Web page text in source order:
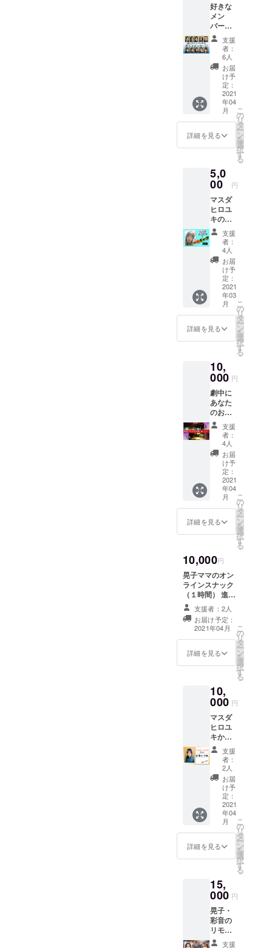
好きな
メン
バーか
らのボ
イス
メッ
セージ
※支援時
にプル
ダウン
ニュー
よりご
希望の
メン
バーを
て下さ
い。 ※
お名前
も入れ
させて
頂きま
すの
で、ご
希望の
呼び名
を備考
欄にご
記入し
て下さ
い。 ※
メール
にて
ます。
支援
者：
6人
お届
け予
定：
2021
年04
月
詳細を見る
こ
の
リ
タ
ー
ン
を
選
択
す
る
5,0
00 円
マスダ
ヒロユ
キの一
発ギャ
グ動画
※メール
にて
データ
をお送
り致し
ます。
支援
者：
4人
お届
け予
定：
2021
年03
月
詳細を見る
こ
の
リ
タ
ー
ン
を
選
択
す
る
10,
000 円
劇中に
あなた
のお名
前をお
出しし
ます。
4月7日
(水)～
11日
(日)に下
北沢小
劇場楽
園にて
上演さ
れる、
CCB第
演「三
面楚歌-
Reveng
e-」の
劇中内
にあな
たのお
名前を
お出し
す！ ※
公演日
次の中
からお
選び下
さい。
※支援時
にプル
ダウン
ニュー
よりご
希望の
公演日
時を選
択して
下さ
日
(水)19:0
日
(木)19:0
0(B) 09
日
(金)14:0
0(A)/19:
00(B)
支援
者：
4人
お届
け予
定：
2021
年04
月
詳細を見る
こ
の
リ
タ
ー
ン
を
選
択
す
る
10,000円
晃子ママのオン
ラインスナック
（１時間） 進士
晃子がママとな
り、オンライン
でもてなす１時
間。 ※オンライ
ンでのリターン
となります。日
支援者：2人
お届け予定：
2021年04月
詳細を見る
こ
の
リ
タ
ー
ン
を
選
択
す
る
10,
000 円
マスダ
ヒロユ
キから
の御礼
の手紙
（直
筆） ※
郵送で
のお届
けにな
りま
す。
支援
者：
2人
お届
け予
定：
2021
年04
月
詳細を見る
こ
の
リ
タ
ー
ン
を
選
択
す
る
15,
000 円
晃子・
彩音の
リモー
トス支援